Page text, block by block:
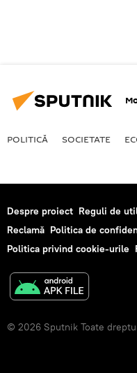
POLITICĂ SOCIETATE
Despre proiect Reguli de
Reclamă Politica de
Politica privind cookie-urile
© 2026 Sputnik Toate